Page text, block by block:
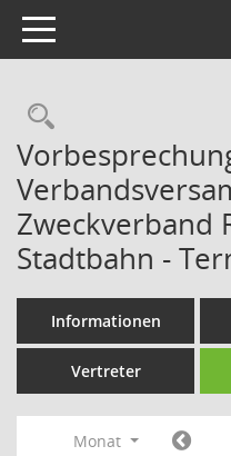
Toggle navigation
Zweckverband
Stadtbahn -
Informationen
Vertreter
Monat